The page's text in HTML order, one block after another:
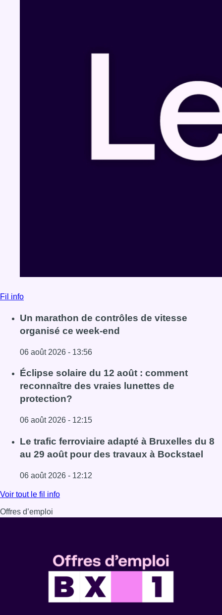
Fil info
Un marathon de contrôles de vitesse
organisé ce week-end
06 août 2026 - 13:56
Lire l'article Un marathon de contrôles de vitesse
Éclipse solaire du 12 août : comment
reconnaître des vraies lunettes de
protection?
06 août 2026 - 12:15
Lire l'article Éclipse solaire du 12 août : comment
Le trafic ferroviaire adapté à Bruxelles du 8
au 29 août pour des travaux à Bockstael
06 août 2026 - 12:12
Lire l'article Le trafic ferroviaire adapté à Bruxelles du 8
Voir tout le fil info
Offres d’emploi